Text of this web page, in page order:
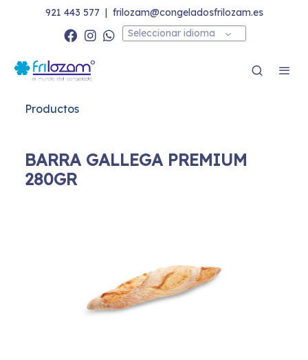
921 443 577 | frilozam@congeladosfrilozam.es
Seleccionar idioma
Productos
BARRA GALLEGA PREMIUM
280GR